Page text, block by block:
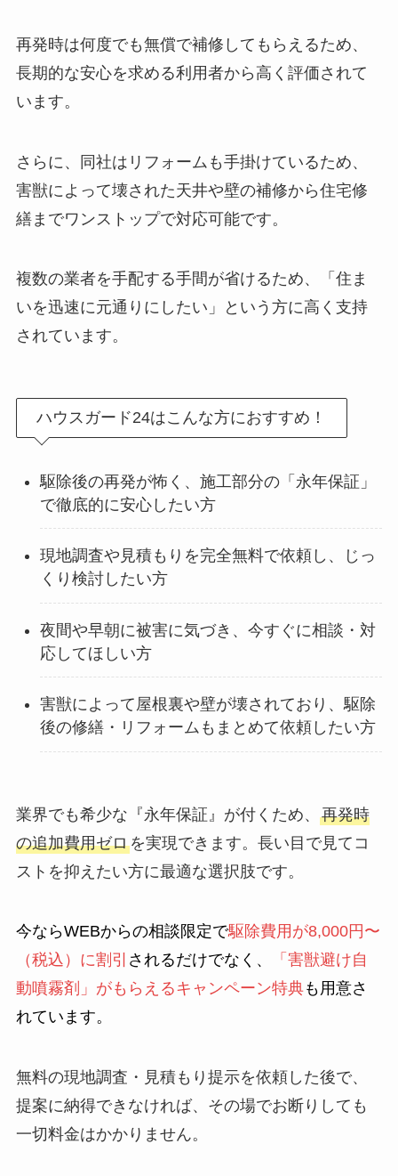
再発時は何度でも無償で補修してもらえるため、
長期的な安心を求める利用者から高く評価されて
います。
さらに、同社はリフォームも手掛けているため、
害獣によって壊された天井や壁の補修から住宅修
繕までワンストップで対応可能です。
複数の業者を手配する手間が省けるため、「住ま
いを迅速に元通りにしたい」という方に高く支持
されています。
ハウスガード24はこんな方におすすめ！
駆除後の再発が怖く、施工部分の「永年保証」
で徹底的に安心したい方
現地調査や見積もりを完全無料で依頼し、じっ
くり検討したい方
夜間や早朝に被害に気づき、今すぐに相談・対
応してほしい方
害獣によって屋根裏や壁が壊されており、駆除
後の修繕・リフォームもまとめて依頼したい方
業界でも希少な『永年保証』が付くため、 再発時
の追加費用ゼロを実現できます。長い目で見てコ
ストを抑えたい方に最適な選択肢です。
今ならWEBからの相談限定で駆除費用が8,000円〜
（税込）に割引 されるだけでなく、
「害獣避け自
動噴霧剤」がもらえるキャンペーン特典も用意さ
れています。
無料の現地調査・見積もり提示を依頼した後で、
提案に納得できなければ、その場でお断りしても
一切料金はかかりません。